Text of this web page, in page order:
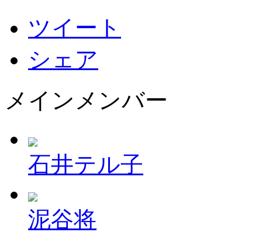
ツイート
シェア
メインメンバー
石井テル子
泥谷将